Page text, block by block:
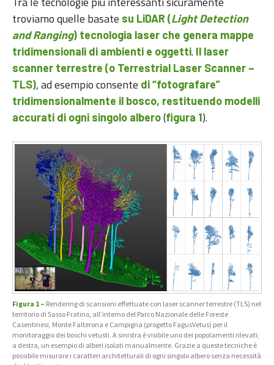
troviamo quelle basate su LiDAR (Light Detection
and Ranging) tecnologia laser che genera mappe
tridimensionali di ambienti e oggetti. Il laser
scanner terrestre (o Terrestrial Laser Scanner –
TLS), ad esempio consente di “fotografare”
tridimensionalmente il bosco, restituendo modelli
accurati di ogni singolo albero(figura 1).
Figura 1 – Rendering di scansioni effettuate con laser scanner terrestre (TLS) nel
territorio di Sasso Fratino, all’interno del Parco Nazionale delle Foreste
Casentinesi, Monte Falterona e Campigna (progetto FagusVetus) per il
monitoraggio dei boschi vetusti. A sinistra è visibile uno dei popolamenti rilevati;
a destra, un esempio di alberi isolati manualmente. Grazie a queste tecniche è
possibile misurare i caratteri architetturali di ogni singolo albero senza necessità